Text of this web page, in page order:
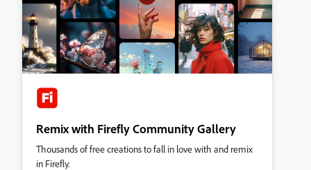
Remix with Firefly Community Gallery
Thousands of free creations to fall in love with and remix
in Firefly.